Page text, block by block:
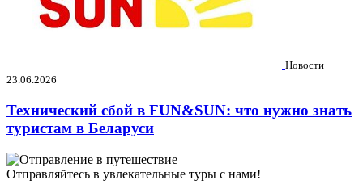
Новости
23.06.2026
Технический сбой в FUN&SUN: что нужно знать
туристам в Беларуси
Отправляйтесь в увлекательные туры с нами!